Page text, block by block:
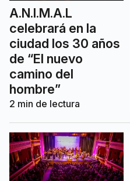
A.N.I.M.A.L
celebrará en la
ciudad los 30 años
de “El nuevo
camino del
hombre”
2 min de lectura